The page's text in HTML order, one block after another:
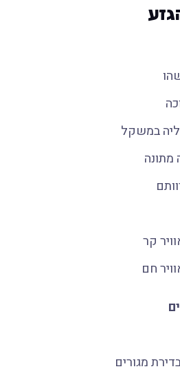
במשקל
מתונה
קר
חם
מגורים